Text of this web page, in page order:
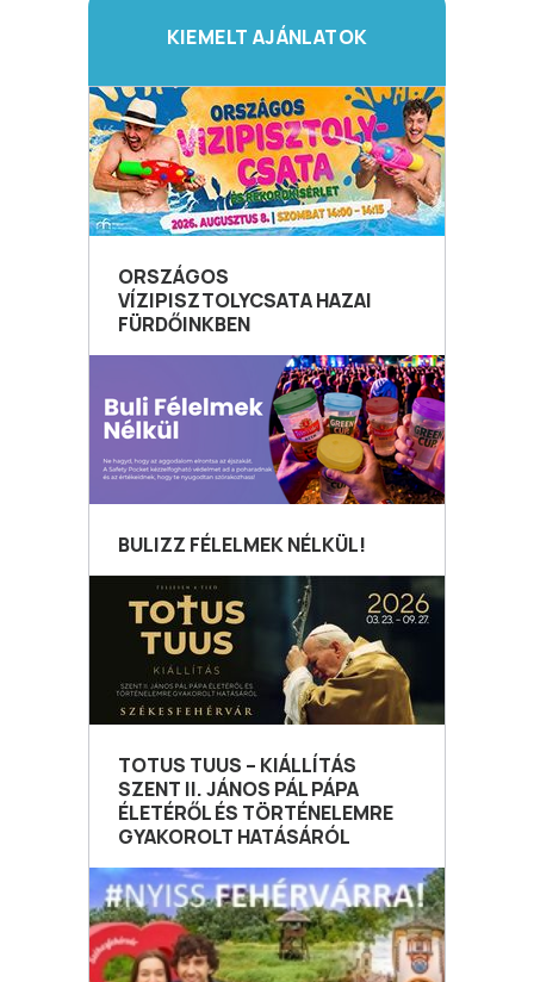
KIEMELT AJÁNLATOK
ORSZÁGOS
VÍZIPISZTOLYCSATA HAZAI
FÜRDŐINKBEN
BULIZZ FÉLELMEK NÉLKÜL!
TOTUS TUUS – KIÁLLÍTÁS
SZENT II. JÁNOS PÁL PÁPA
ÉLETÉRŐL ÉS TÖRTÉNELEMRE
GYAKOROLT HATÁSÁRÓL